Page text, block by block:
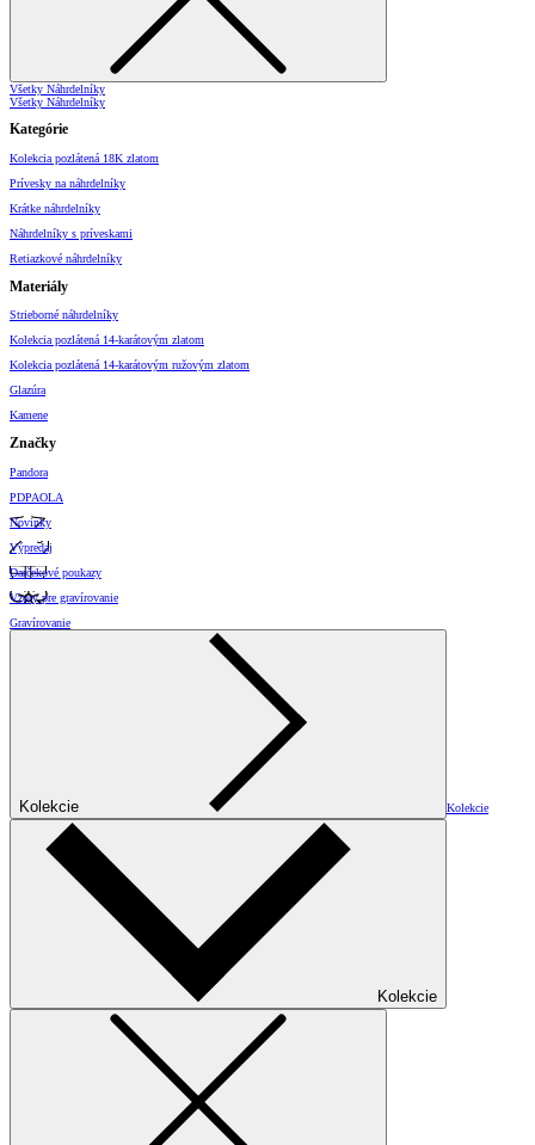
Všetky Náhrdelníky
Všetky Náhrdelníky
Kategórie
Kolekcia pozlátená 18K zlatom
Prívesky na náhrdelníky
Krátke náhrdelníky
Náhrdelníky s príveskami
Retiazkové náhrdelníky
Materiály
Strieborné náhrdelníky
Kolekcia pozlátená 14-karátovým zlatom
Kolekcia pozlátená 14-karátovým ružovým zlatom
Glazúra
Kamene
Značky
Pandora
PDPAOLA
Novinky
Výpredaj
Darčekové poukazy
Vzory pre gravírovanie
Gravírovanie
Kolekcie Kolekcie
Kolekcie